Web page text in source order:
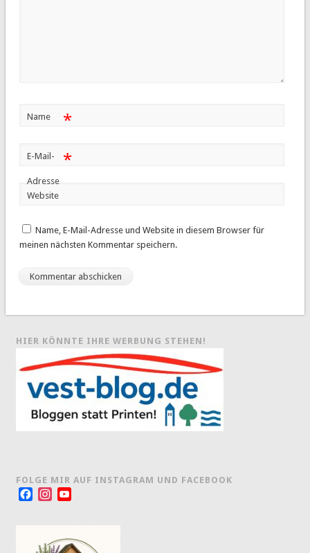
Name *
E-Mail-
Adresse
*
Website
Name, E-Mail-Adresse und Website in diesem Browser für
meinen nächsten Kommentar speichern.
HIER KÖNNTE IHRE WERBUNG STEHEN!
FOLGE MIR AUF INSTAGRAM UND FACEBOOK
FacebookInstagram